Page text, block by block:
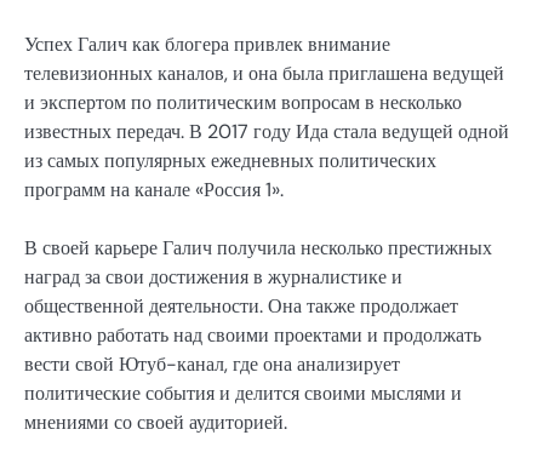
Успех Галич как блогера привлек внимание
телевизионных каналов, и она была приглашена ведущей
и экспертом по политическим вопросам в несколько
известных передач. В 2017 году Ида стала ведущей одной
из самых популярных ежедневных политических
программ на канале «Россия 1».
В своей карьере Галич получила несколько престижных
наград за свои достижения в журналистике и
общественной деятельности. Она также продолжает
активно работать над своими проектами и продолжать
вести свой Ютуб-канал, где она анализирует
политические события и делится своими мыслями и
мнениями со своей аудиторией.